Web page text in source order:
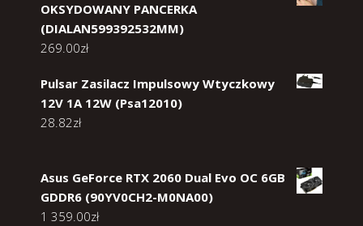
OKSYDOWANY PANCERKA
(DIALAN599392532MM)
269.00zł
Pulsar Zasilacz Impulsowy Wtyczkowy
12V 1A 12W (Psa12010)
28.82zł
Asus GeForce RTX 2060 Dual Evo OC 6GB
GDDR6 (90YV0CH2-M0NA00)
1 359.00zł